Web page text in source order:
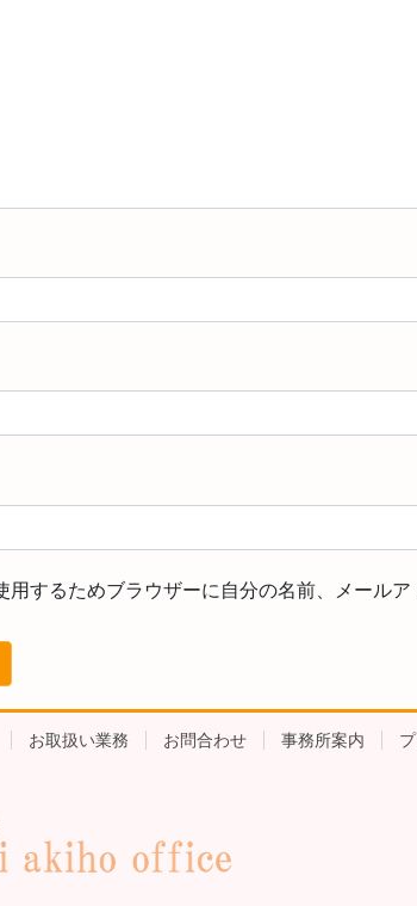
用するためブラウザーに自分の名前、メールア
お取扱い業務 お問合わせ 事務所案内